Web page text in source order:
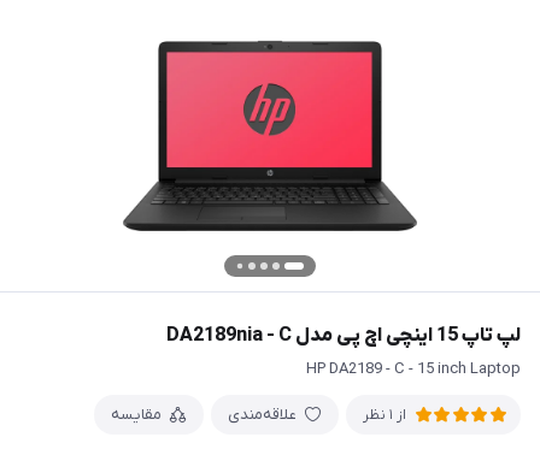
لپ تاپ 15 اینچی اچ پی مدل DA2189nia - C
HP DA2189 - C - 15 inch Laptop
از 1 نظر علاقه‌مندی مقایسه